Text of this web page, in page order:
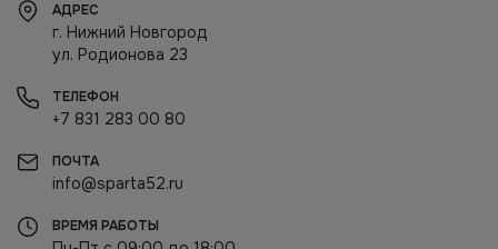
АДРЕС
г. Нижний Новгород
ул. Родионова 23
ТЕЛЕФОН
+7 831 283 00 80
ПОЧТА
info@sparta52.ru
ВРЕМЯ РАБОТЫ